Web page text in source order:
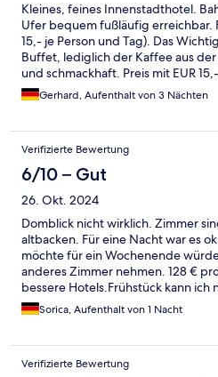
Kleines, feines Innenstadthotel.
Ufer bequem fußläufig erreichbar.
15,- je Person und Tag). Das
Buffet, lediglich der Kaffee aus
und schmackhaft. Preis mit EUR
jedoch auch in der näheren
Frühstücksmöglichkeiten.
Gerhard, Aufenthalt von 3 Nächten
Verifizierte Bewertung
6/10 – Gut
26. Okt. 2024
Domblick nicht wirklich. Zimmer
altbacken. Für eine Nacht war es
möchte für ein Wochenende
anderes Zimmer nehmen. 128 €
bessere Hotels.Frühstück kann ich
nicht gebucht habe. Finde 15€ pro
sind ja jede Menge da. Die Gegend
Sorica, Aufenthalt von 1 Nacht
Verifizierte Bewertung